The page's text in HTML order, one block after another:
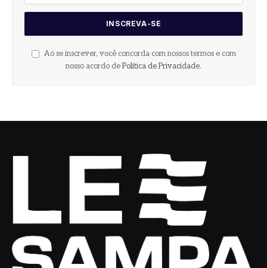
Ao se inscrever, você concorda com nossos termos e com
nosso acordo de Política de Privacidade.